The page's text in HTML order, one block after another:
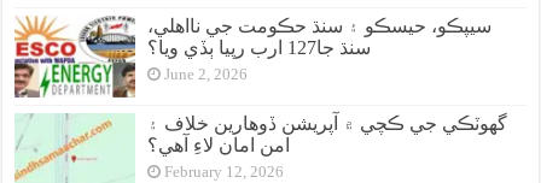
سيپڪو، حيسڪو ۽ سنڌ حڪومت جي نااهلي،
سنڌ جا127 ارب رپيا ٻڏي ويا؟
June 2, 2026
گهوٽڪي جي ڪچي ۾ آپريشن ڏوهارين خلاف ۽
امن امان لاءِ آهي؟
February 12, 2026